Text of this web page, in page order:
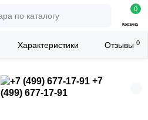
+7
(499) 677-17-91
0
Корзина
Характеристики Отзывы 0